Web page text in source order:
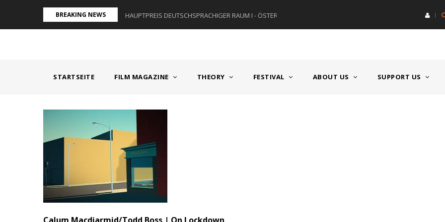
Inhalt
BREAKING NEWS
I - ÖSTERREICH HAUPTPREIS DEUTSCHSPRACHIGER RAUM I - ÖSTERREICH HAUPTPREIS
STARTSEITE FILM MAGAZINE THEORY FESTIVAL ABOUT US SUPPORT US
Calum Macdiarmid/Todd Boss | On Lockdown